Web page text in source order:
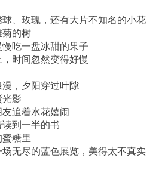
、玫瑰，还有大片不知名的小花
的树
吃一盘冰甜的果子
时间忽然变得好慢
，夕阳穿过叶隙
影
追着水花嬉闹
到一半的书
糖里
无尽的蓝色展览，美得太不真实